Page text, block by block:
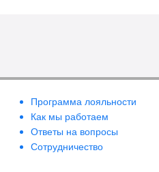
Программа лояльности
Как мы работаем
Ответы на вопросы
Сотрудничество